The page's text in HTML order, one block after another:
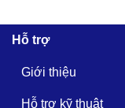
Hỗ trợ
Giới thiệu
Hỗ trợ kỹ thuật